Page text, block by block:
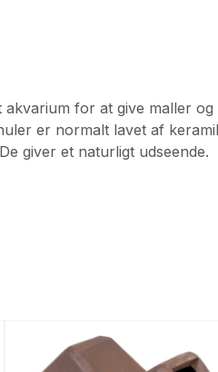
for at give maller og
er normalt lavet af
giver et naturligt udseende.